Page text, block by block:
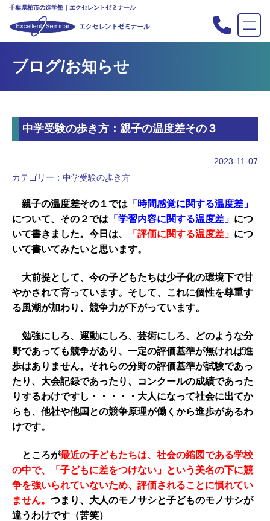
千葉県柏市の進学塾｜エクセレントゼミナール
塾の紹介
合格実績
入会案内
教室案内
私立中高リンク集
プライバシーポリシー
ブログ/お知らせ
中学受験の歩き方：親子の温度差その３
2023-11-07
カテゴリー： 中学受験の歩き方
親子の温度差その１では 「時間感覚に関する温度差」
について、その２では 「学習内容に関する温度差」 につ
いて書きました。今日は、
「評価に関する温度差」 につ
いて書いてみたいと思います。
大前提として、今の子どもたちは少子化の環境下で甘
やかされて育っています。そして、これに個性を尊重す
る風潮が加わり、競争力が下がっています。
勉強にしろ、運動にしろ、芸術にしろ、どのような分
野であっても競争があり、一定の評価基準が無ければ進
歩はありません。それらの分野の評価基準が試験であっ
たり、大会記録であったり、コンクールの成績であった
りするわけですし・・・・・大人になって社会に出てか
らも、他社や他国との競争原理が働くから進歩があるわ
けです。
ところが最近の子どもたちは、社会の縮図である学校
の中で、「子どもに差をつけない」という美名の下に競
争を強いられていないため、評価されることに慣れてい
ません。 つまり、大人のモノサシと子どものモノサシが
違うわけです（苦笑）